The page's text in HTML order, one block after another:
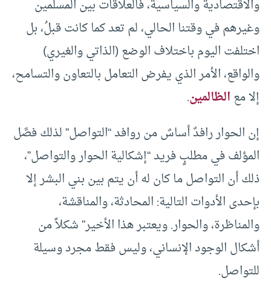
والاقتصادية والسياسية، فالعلاقات بين المسلمين
وغيرهم في وقتنا الحالي، لم تعد كما كانت قبلُ، بل
اختلفت اليوم باختلاف الوضع (الذاتي والغيري)
والواقع، الأمر الذي يفرض التعامل بالتعاون والتسامح،
إلا معالظالمين.
إن الحوار رافدٌ أساسٌ من روافد “التواصل” لذلك فصَّل
المؤلف في مطلبٍ فريد “إشكالية الحوار والتواصل”،
ذلك أن التواصل ما كان له أن يتم بين بني البشر إلا
بإحدى الأدوات التالية: المحادثة، والمناقشة،
والمناظرة، والحوار. ويعتبر هذا الأخير” شكلاً من
أشكال الوجود الإنساني، وليس فقط مجرد وسيلة
للتواصل.